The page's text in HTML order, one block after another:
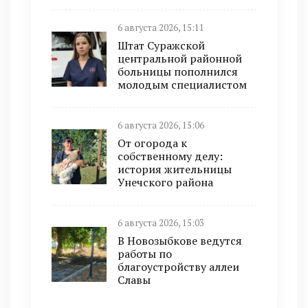
6 августа 2026, 15:11
Штат Суражской
центральной районной
больницы пополнился
молодым специалистом
6 августа 2026, 15:06
От огорода к
собственному делу:
история жительницы
Унечского района
6 августа 2026, 15:03
В Новозыбкове ведутся
работы по
благоустройству аллеи
Славы